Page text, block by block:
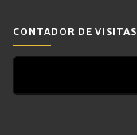
CONTADOR DE VISITAS